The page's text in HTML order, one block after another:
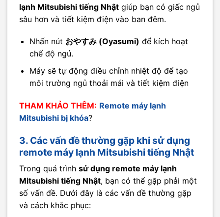
lạnh Mitsubishi tiếng Nhật giúp bạn có giấc ngủ
sâu hơn và tiết kiệm điện vào ban đêm.
Nhấn nút おやすみ (Oyasumi) để kích hoạt
chế độ ngủ.
Máy sẽ tự động điều chỉnh nhiệt độ để tạo
môi trường ngủ thoải mái và tiết kiệm điện
THAM KHẢO THÊM: Remote máy lạnh
Mitsubishi bị khóa?
3. Các vấn đề thường gặp khi sử dụng
remote máy lạnh Mitsubishi tiếng Nhật
Trong quá trình sử dụng remote máy lạnh
Mitsubishi tiếng Nhật, bạn có thể gặp phải một
số vấn đề. Dưới đây là các vấn đề thường gặp
và cách khắc phục: